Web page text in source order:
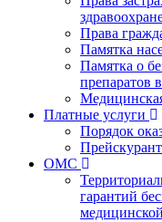
Права
Памятка
Памятка о
препаратов
Платные услуги
Порядок
ОМС
гарантий